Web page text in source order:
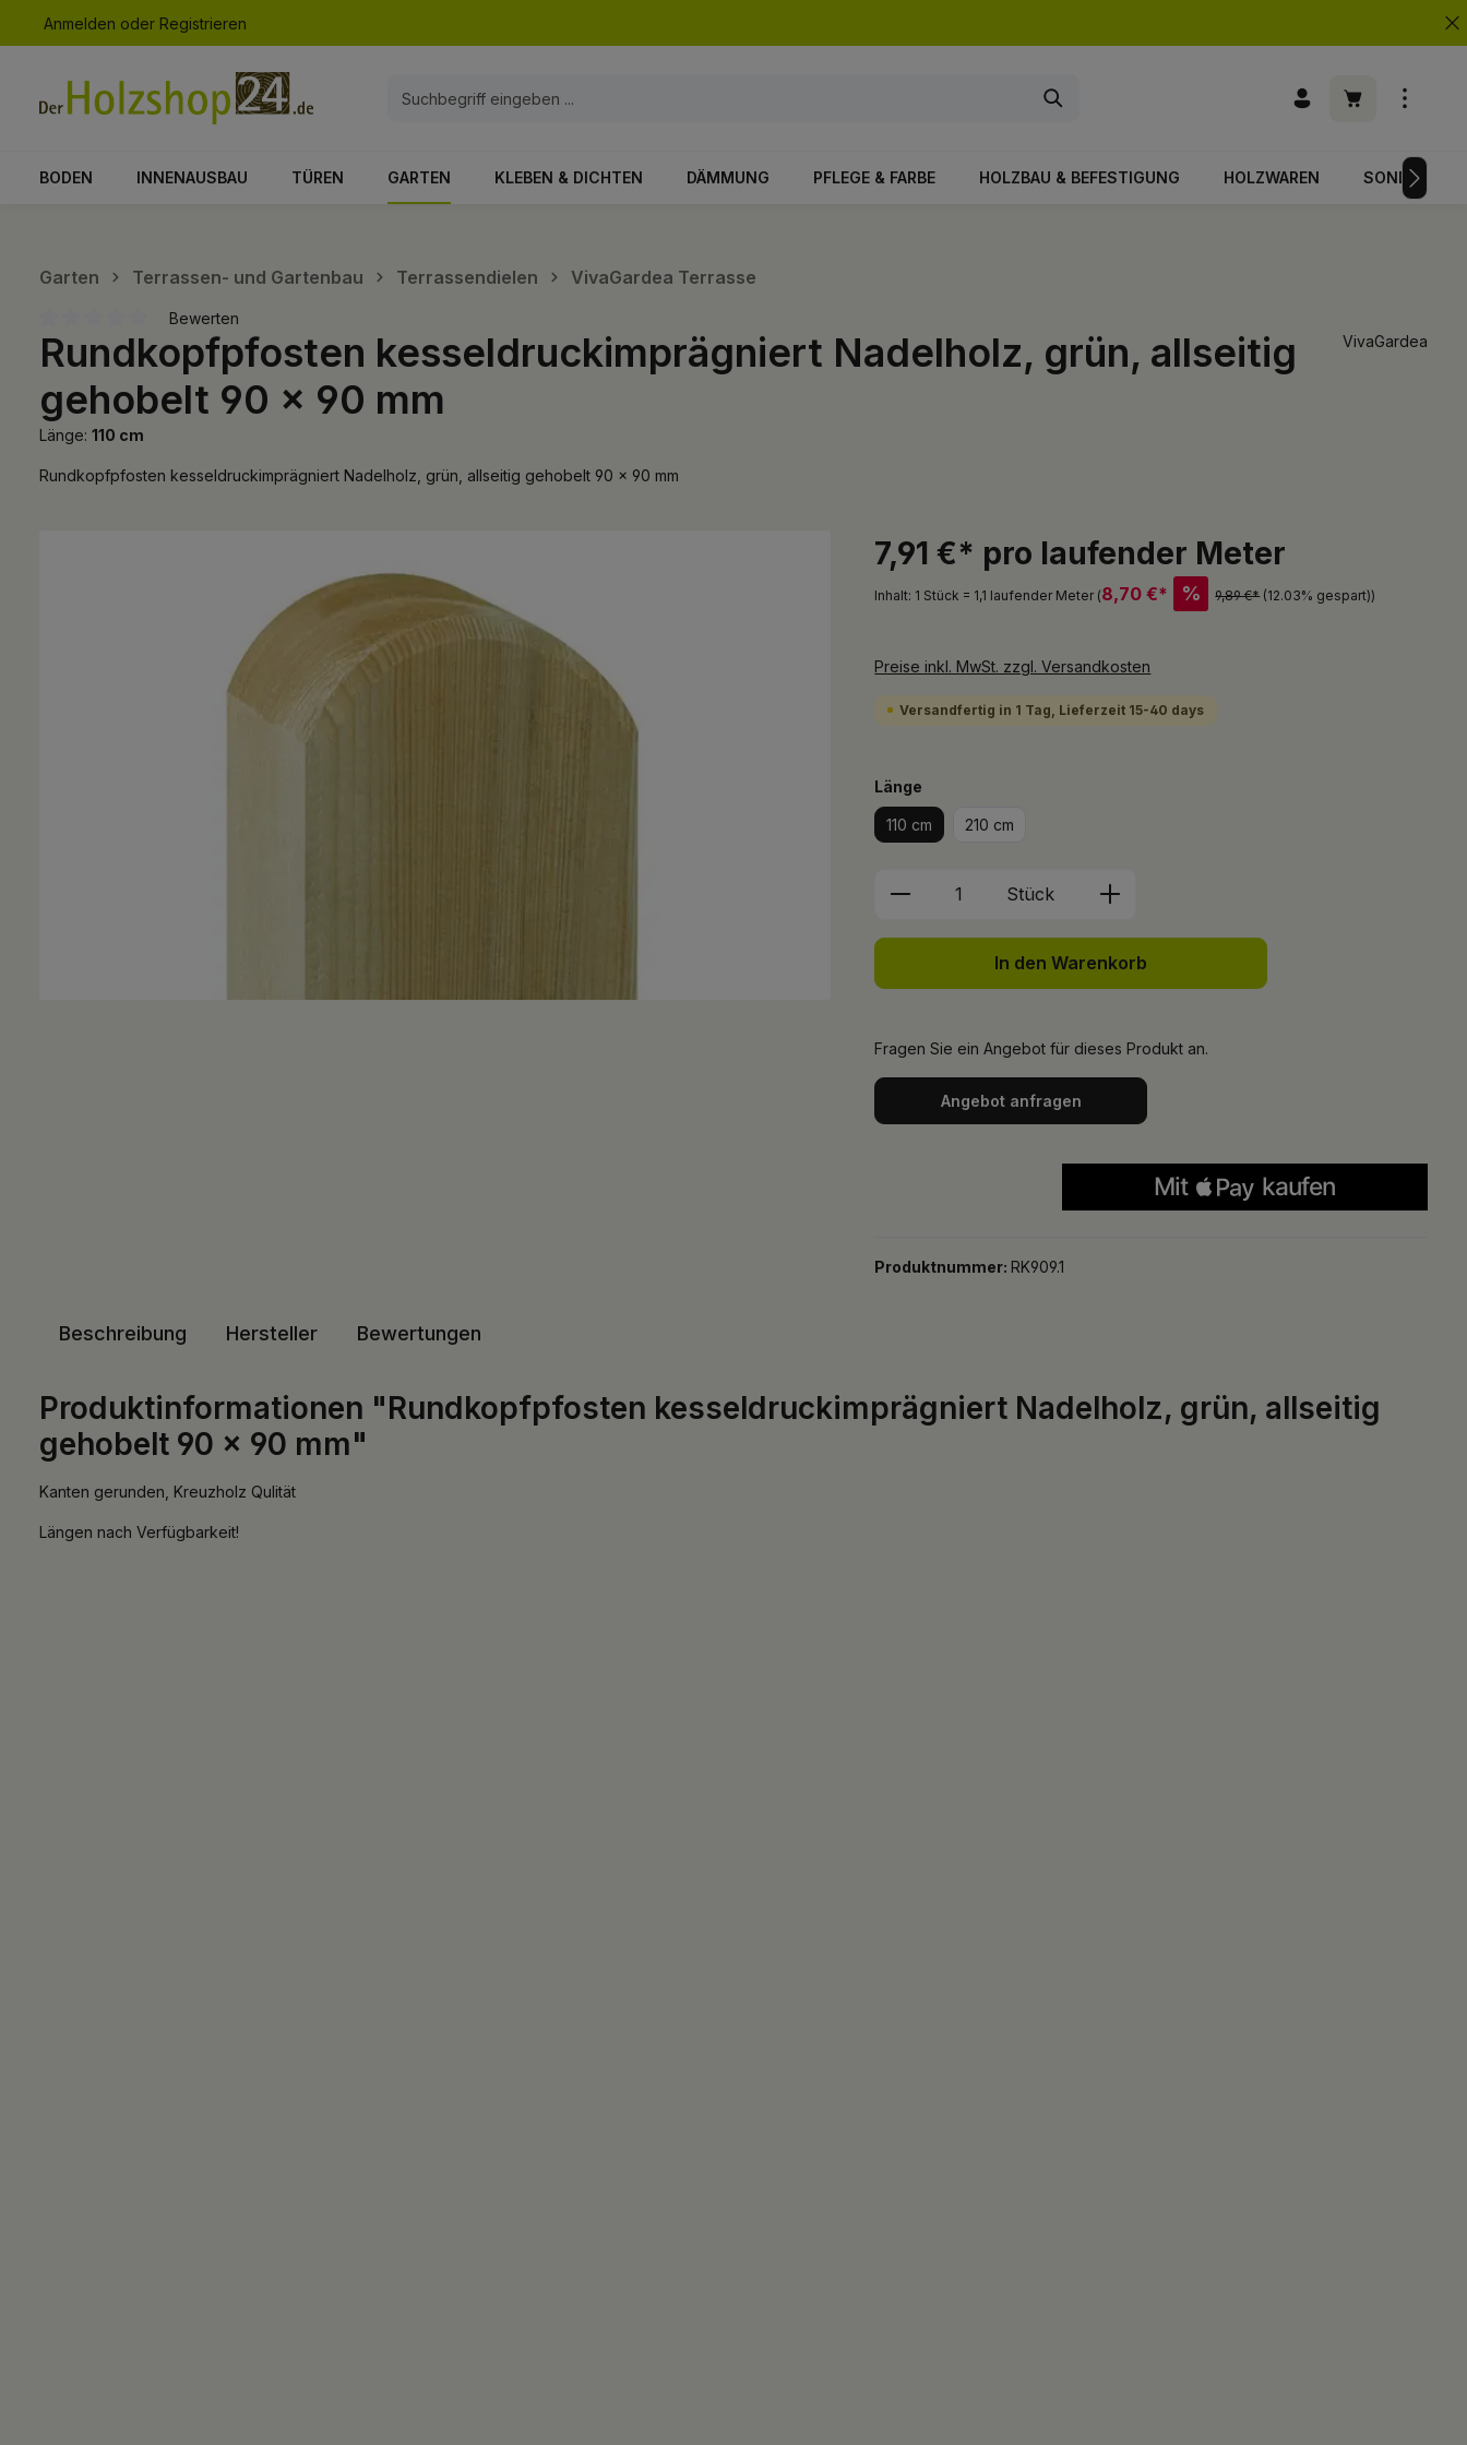
Zur Hauptnavigation springen
Anmelden oder Registrieren
Warenkorb
BODEN INNENAUSBAU TÜREN GARTEN KLEBEN & DICHTEN DÄMMUNG PFLEGE & FARBE HOLZBAU & BEFESTIGUNG HOLZWAREN
Garten Terrassen- und Gartenbau Terrassendielen VivaGardea Terrasse
Durchschnittliche Bewertung von 0 von 5 Sternen
Bewerten
Rundkopfpfosten kesseldruckimprägniert Nadelholz, grün, allseitig
gehobelt 90 x 90 mm
Länge: 110 cm
VivaGardea
Rundkopfpfosten kesseldruckimprägniert Nadelholz, grün, allseitig gehobelt 90 x 90 mm
7,91 €* pro laufender Meter
Inhalt: 1 Stück = 1,1 laufender Meter (8,70 €* % 9,89 €* (12.03% gespart))
Preise inkl. MwSt. zzgl. Versandkosten
Versandfertig in 1 Tag, Lieferzeit 15-40 days
Länge
110 cm 210 cm
Produkt Anzahl: Gib den gewünschten Wert
Stück
In den Warenkorb
Fragen Sie ein Angebot für dieses Produkt an.
Angebot anfragen
Produktnummer:RK909.1
Beschreibung Hersteller Bewertungen
Produktinformationen "Rundkopfpfosten kesseldruckimprägniert Nadelholz, grün, allseitig
gehobelt 90 x 90 mm"
Kanten gerunden, Kreuzholz Qulität
Längen nach Verfügbarkeit!